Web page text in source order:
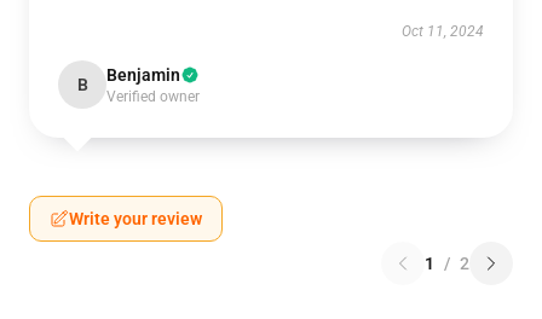
Oct 11, 2024
B Benjamin
Verified owner
Write your review
1 / 2